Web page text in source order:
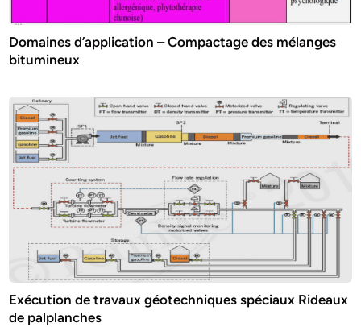
Domaines d’application – Compactage des mélanges
bitumineux
Exécution de travaux géotechniques spéciaux Rideaux
de palplanches